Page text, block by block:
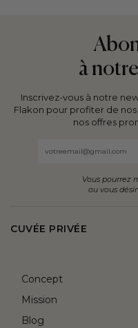
à
Inscrivez-vous à notre
Flakon pour profiter de
nos offres
Email
Vous pourrez
ou vous
CUVÉE PRIVÉE
Concept
Mission
Blog